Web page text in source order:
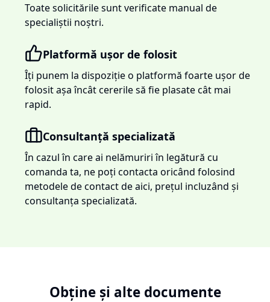
Toate solicitările sunt verificate manual de
specialiștii noștri.
Platformă ușor de folosit
Îți punem la dispoziție o platformă foarte ușor de
folosit așa încât cererile să fie plasate cât mai
rapid.
Consultanță specializată
În cazul în care ai nelămuriri în legătură cu
comanda ta, ne poți contacta oricând folosind
metodele de contact de aici, prețul incluzând și
consultanța specializată.
Obține și alte documente